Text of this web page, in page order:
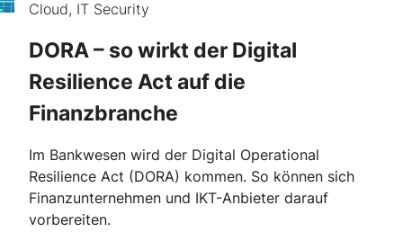
Cloud, IT Security
DORA – so wirkt der Digital
Resilience Act auf die
Finanzbranche
Im Bankwesen wird der Digital Operational
Resilience Act (DORA) kommen. So können sich
Finanzunternehmen und IKT-Anbieter darauf
vorbereiten.